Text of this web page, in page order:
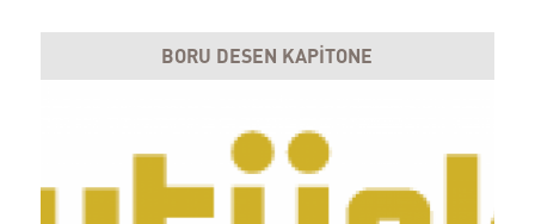
BORU DESEN KAPİTONE